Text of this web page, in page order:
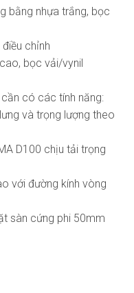
bằng nhựa trắng, bọc
chỉnh
bọc vải/vynil
cần có các tính năng:
và trọng lượng theo
D100 chịu tải trọng
với đường kính vòng
sàn cứng phi 50mm